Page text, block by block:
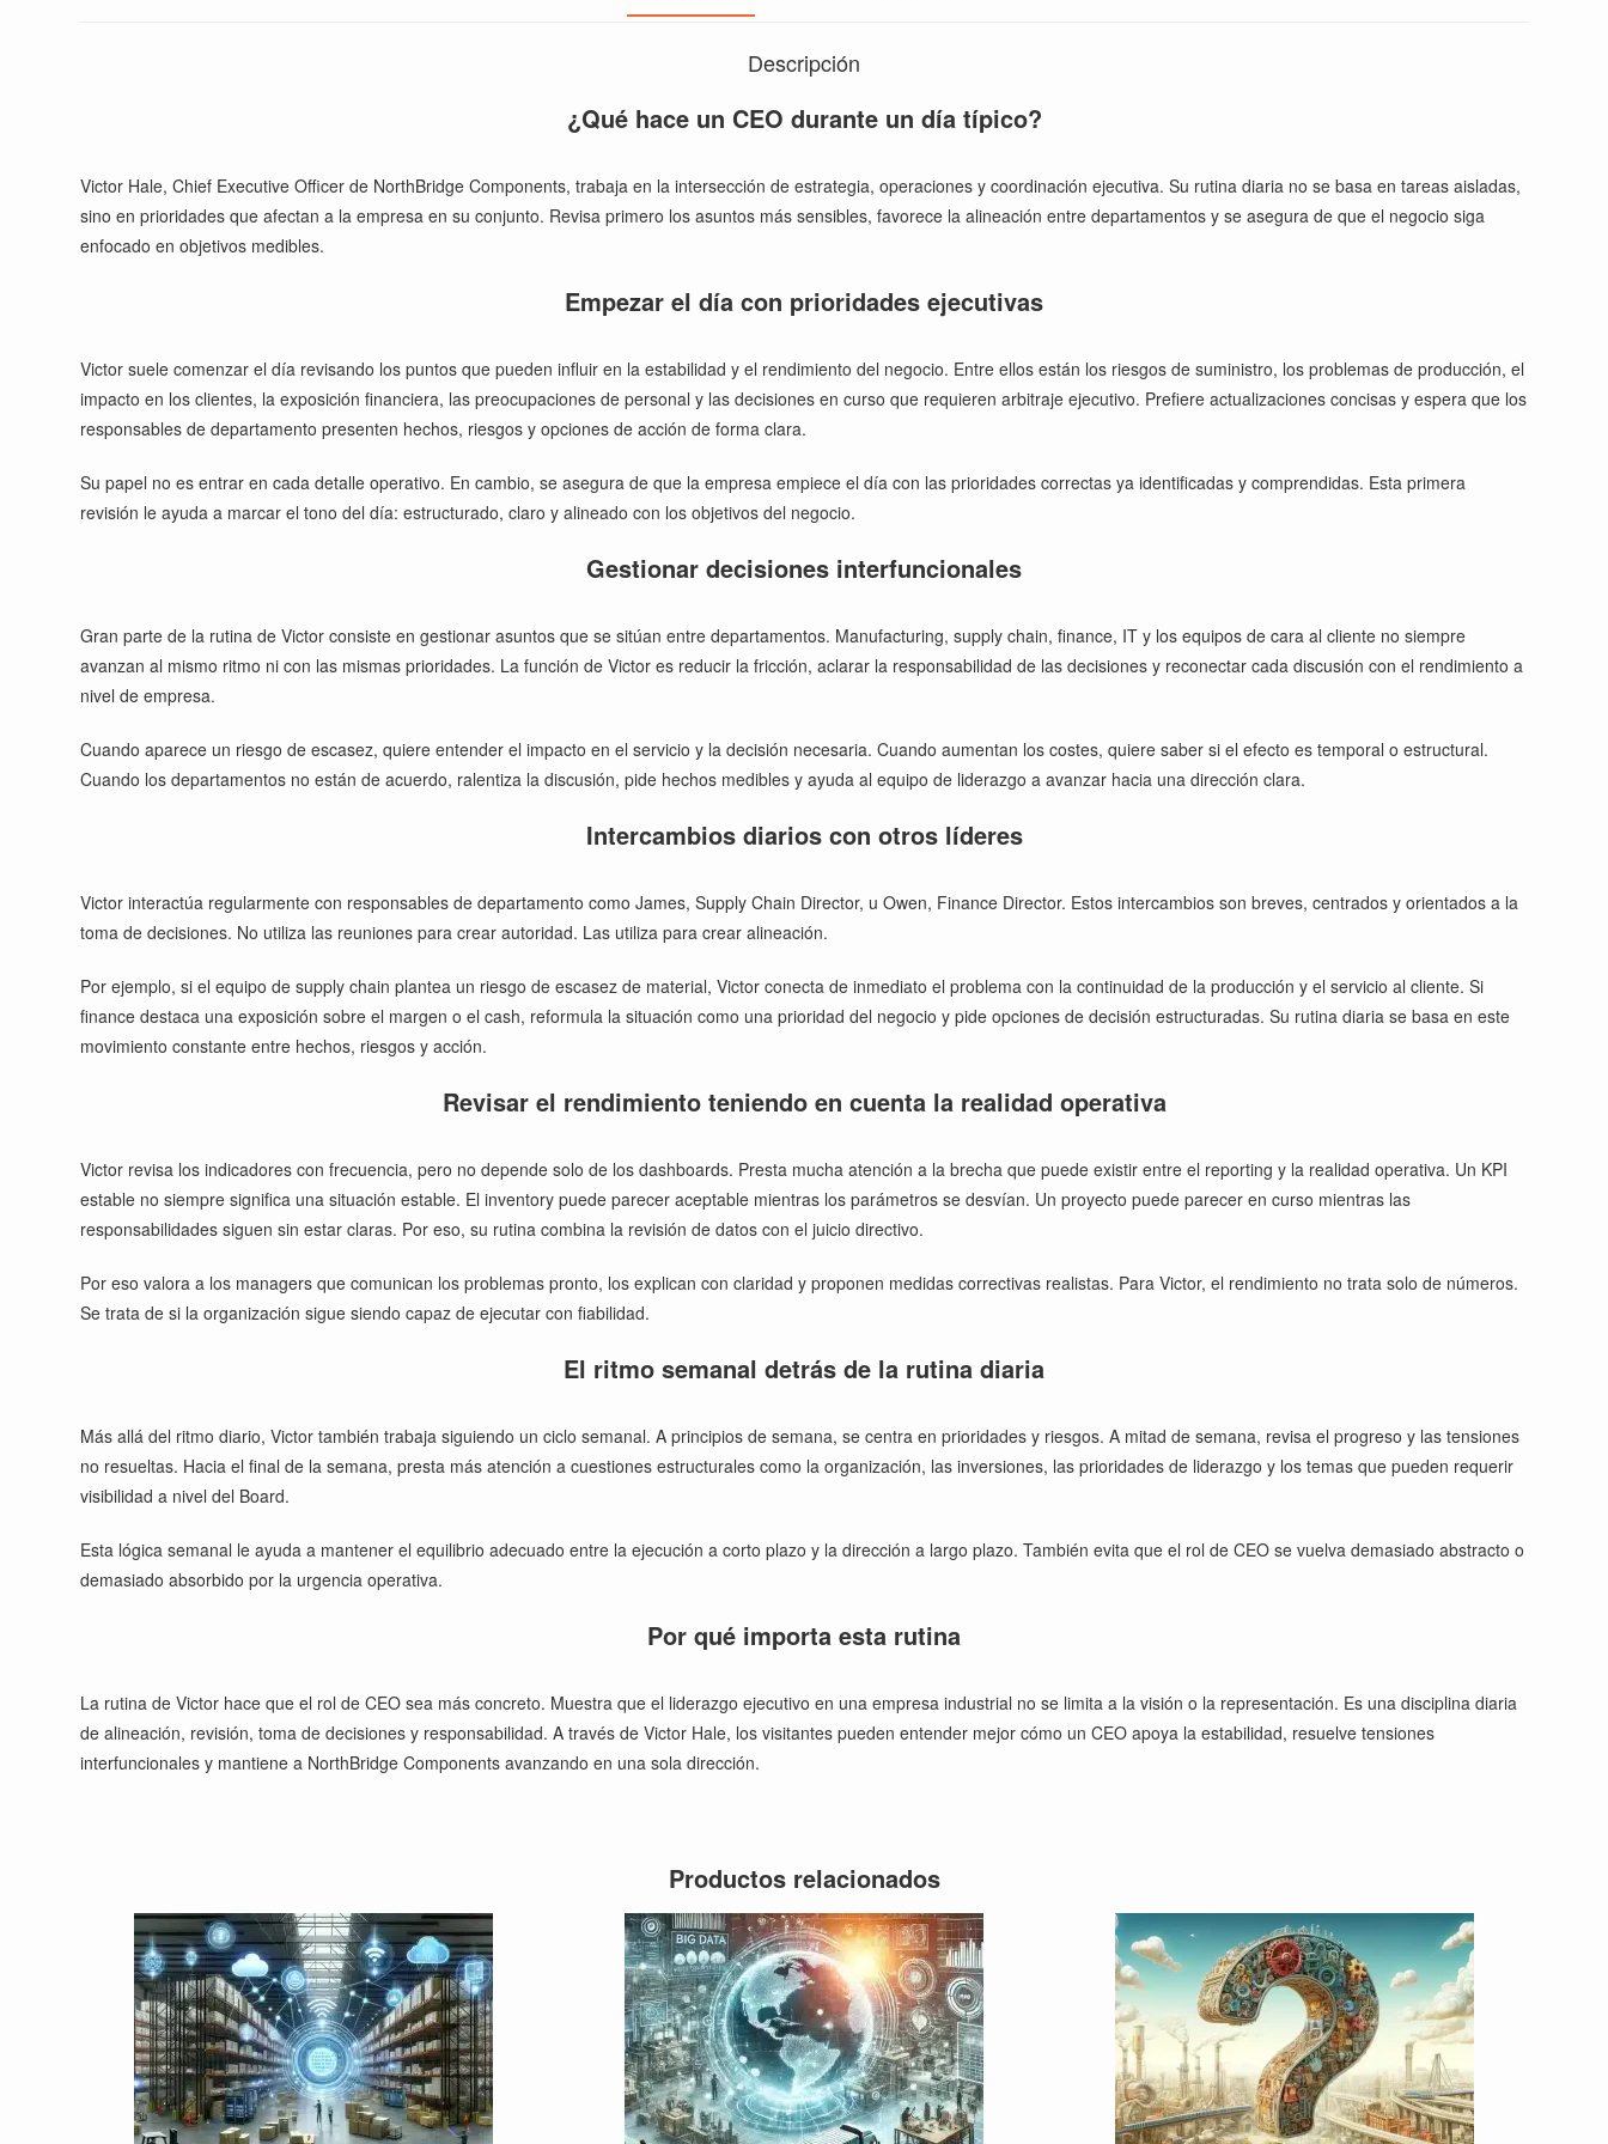
Descripción
¿Qué hace un CEO durante un día típico?
Victor Hale, Chief Executive Officer de NorthBridge Components, trabaja en la intersección de estrategia, operaciones y coordinación ejecutiva. Su rutina diaria no se basa en tareas aisladas,
sino en prioridades que afectan a la empresa en su conjunto. Revisa primero los asuntos más sensibles, favorece la alineación entre departamentos y se asegura de que el negocio siga
enfocado en objetivos medibles.
Empezar el día con prioridades ejecutivas
Victor suele comenzar el día revisando los puntos que pueden influir en la estabilidad y el rendimiento del negocio. Entre ellos están los riesgos de suministro, los problemas de producción, el
impacto en los clientes, la exposición financiera, las preocupaciones de personal y las decisiones en curso que requieren arbitraje ejecutivo. Prefiere actualizaciones concisas y espera que los
responsables de departamento presenten hechos, riesgos y opciones de acción de forma clara.
Su papel no es entrar en cada detalle operativo. En cambio, se asegura de que la empresa empiece el día con las prioridades correctas ya identificadas y comprendidas. Esta primera
revisión le ayuda a marcar el tono del día: estructurado, claro y alineado con los objetivos del negocio.
Gestionar decisiones interfuncionales
Gran parte de la rutina de Victor consiste en gestionar asuntos que se sitúan entre departamentos. Manufacturing, supply chain, finance, IT y los equipos de cara al cliente no siempre
avanzan al mismo ritmo ni con las mismas prioridades. La función de Victor es reducir la fricción, aclarar la responsabilidad de las decisiones y reconectar cada discusión con el rendimiento a
nivel de empresa.
Cuando aparece un riesgo de escasez, quiere entender el impacto en el servicio y la decisión necesaria. Cuando aumentan los costes, quiere saber si el efecto es temporal o estructural.
Cuando los departamentos no están de acuerdo, ralentiza la discusión, pide hechos medibles y ayuda al equipo de liderazgo a avanzar hacia una dirección clara.
Intercambios diarios con otros líderes
Victor interactúa regularmente con responsables de departamento como James, Supply Chain Director, u Owen, Finance Director. Estos intercambios son breves, centrados y orientados a la
toma de decisiones. No utiliza las reuniones para crear autoridad. Las utiliza para crear alineación.
Por ejemplo, si el equipo de supply chain plantea un riesgo de escasez de material, Victor conecta de inmediato el problema con la continuidad de la producción y el servicio al cliente. Si
finance destaca una exposición sobre el margen o el cash, reformula la situación como una prioridad del negocio y pide opciones de decisión estructuradas. Su rutina diaria se basa en este
movimiento constante entre hechos, riesgos y acción.
Revisar el rendimiento teniendo en cuenta la realidad operativa
Victor revisa los indicadores con frecuencia, pero no depende solo de los dashboards. Presta mucha atención a la brecha que puede existir entre el reporting y la realidad operativa. Un KPI
estable no siempre significa una situación estable. El inventory puede parecer aceptable mientras los parámetros se desvían. Un proyecto puede parecer en curso mientras las
responsabilidades siguen sin estar claras. Por eso, su rutina combina la revisión de datos con el juicio directivo.
Por eso valora a los managers que comunican los problemas pronto, los explican con claridad y proponen medidas correctivas realistas. Para Victor, el rendimiento no trata solo de números.
Se trata de si la organización sigue siendo capaz de ejecutar con fiabilidad.
El ritmo semanal detrás de la rutina diaria
Más allá del ritmo diario, Victor también trabaja siguiendo un ciclo semanal. A principios de semana, se centra en prioridades y riesgos. A mitad de semana, revisa el progreso y las tensiones
no resueltas. Hacia el final de la semana, presta más atención a cuestiones estructurales como la organización, las inversiones, las prioridades de liderazgo y los temas que pueden requerir
visibilidad a nivel del Board.
Esta lógica semanal le ayuda a mantener el equilibrio adecuado entre la ejecución a corto plazo y la dirección a largo plazo. También evita que el rol de CEO se vuelva demasiado abstracto o
demasiado absorbido por la urgencia operativa.
Por qué importa esta rutina
La rutina de Victor hace que el rol de CEO sea más concreto. Muestra que el liderazgo ejecutivo en una empresa industrial no se limita a la visión o la representación. Es una disciplina diaria
de alineación, revisión, toma de decisiones y responsabilidad. A través de Victor Hale, los visitantes pueden entender mejor cómo un CEO apoya la estabilidad, resuelve tensiones
interfuncionales y mantiene a NorthBridge Components avanzando en una sola dirección.
Productos relacionados